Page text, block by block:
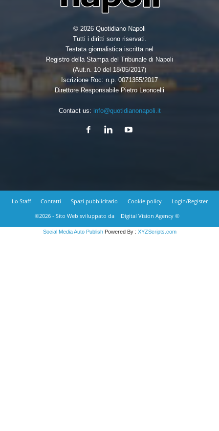
© 2026 Quotidiano Napoli
Tutti i diritti sono riservati.
Testata giornalistica iscritta nel
Registro della Stampa del Tribunale di Napoli
(Aut.n. 10 del 18/05/2017)
Iscrizione Roc: n.p. 0071355/2017
Direttore Responsabile Pietro Leoncelli
Contact us: info@quotidianonapoli.it
Lo Staff Contatti Spazi pubblicitario Cookie policy
Login/Register
©2026 - Sito Web sviluppato da
Digital Vision Agency ©
Social Media Auto PublishPowered By : XYZScripts.com